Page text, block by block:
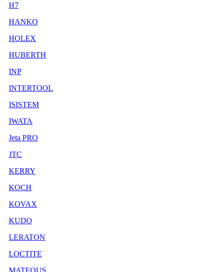
H7
HANKO
HOLEX
HUBERTH
INP
INTERTOOL
ISISTEM
IWATA
Jeta PRO
JTC
KERRY
KOCH
KOVAX
KUDO
LERATON
LOCTITE
MATEQUS